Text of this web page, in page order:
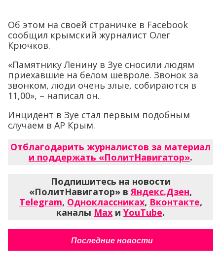
Об этом на своей страничке в Facebook
сообщил крымский журналист Олег
Крючков.
«Памятнику Ленину в Зуе сносили людям
приехавшие на белом шевроле. Звонок за
звонком, люди очень злые, собираются в
11,00», – написал он.
Инцидент в Зуе стал первым подобным
случаем в АР Крым.
Отблагодарить журналистов за материал
и поддержать «ПолитНавигатор».
Подпишитесь на новости
«ПолитНавигатор» вЯндекс.Дзен,
Telegram, Одноклассниках, Вконтакте,
каналы Max и YouTube.
Последние новости